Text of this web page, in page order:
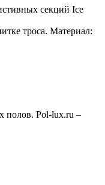
секций Ice
троса. Материал:
полов. Pol-lux.ru –